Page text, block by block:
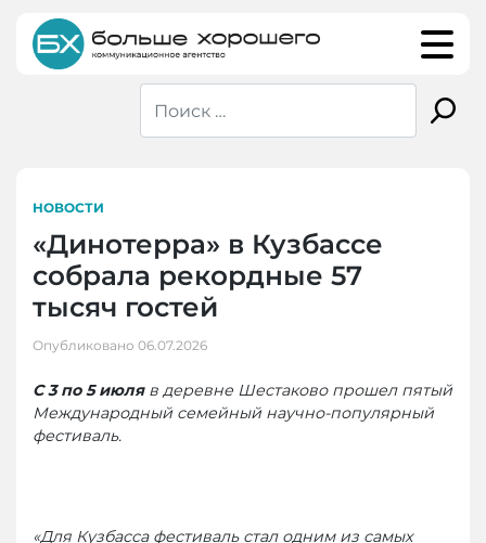
content
НОВОСТИ
«Динотерра» в Кузбассе
собрала рекордные 57
тысяч гостей
Опубликовано 06.07.2026
С 3 по 5 июля в деревне Шестаково прошел пятый
Международный семейный научно-популярный
фестиваль.
«Для Кузбасса фестиваль стал одним из самых